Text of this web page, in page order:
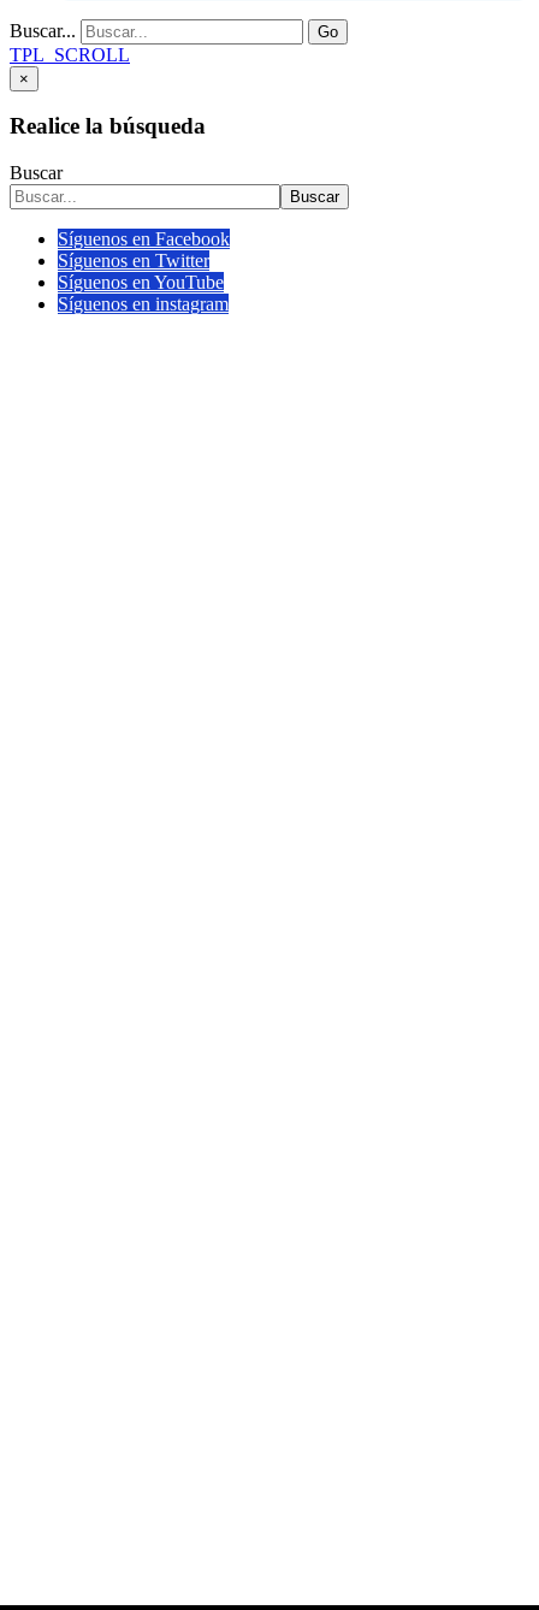
Buscar... Go
TPL_SCROLL
×
Realice la búsqueda
Buscar
Buscar
Síguenos en Facebook
Síguenos en Twitter
Síguenos en YouTube
Síguenos en instagram